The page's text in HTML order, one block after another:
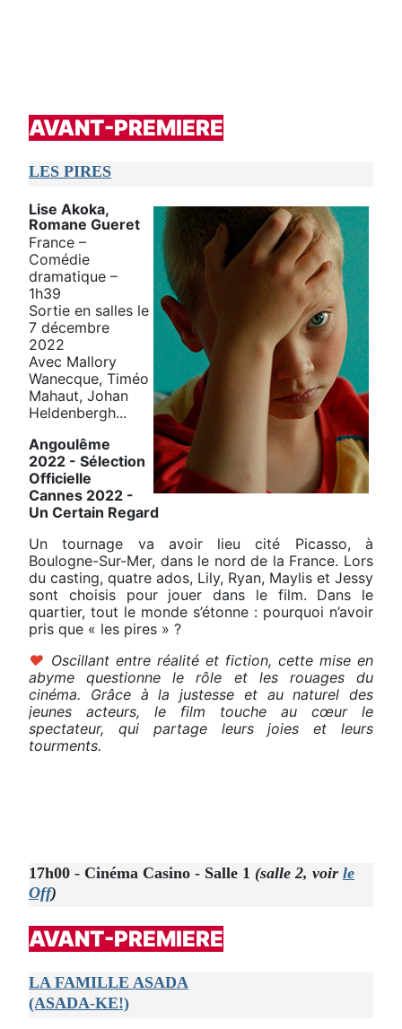
AVANT-PREMIERE
LES PIRES
Lise Akoka,
Romane Gueret
France –
Comédie
dramatique –
1h39
Sortie en salles le
7 décembre
2022
Avec Mallory
Wanecque, Timéo
Mahaut, Johan
Heldenbergh...
Angoulême
2022 - Sélection
Officielle
Cannes 2022 -
Un Certain Regard
Un tournage va avoir lieu cité Picasso, à
Boulogne-Sur-Mer, dans le nord de la France. Lors
du casting, quatre ados, Lily, Ryan, Maylis et Jessy
sont choisis pour jouer dans le film. Dans le
quartier, tout le monde s’étonne : pourquoi n’avoir
pris que « les pires » ?
♥ Oscillant entre réalité et fiction, cette mise en
abyme questionne le rôle et les rouages du
cinéma. Grâce à la justesse et au naturel des
jeunes acteurs, le film touche au cœur le
spectateur, qui partage leurs joies et leurs
tourments.
17h00 - Cinéma Casino - Salle 1 (salle 2, voir le
Off)
AVANT-PREMIERE
LA FAMILLE ASADA
(ASADA-KE!)